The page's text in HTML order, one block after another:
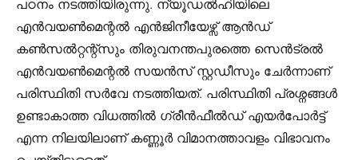
പഠനം നടത്തിയിരുന്നു. ന്യൂഡൽഹിയിലെ
എൻവയൺമെന്റൽ എൻജിനീയേഴ്സ് ആൻഡ്
കൺസൽറ്റന്റ്സും തിരുവനന്തപുരത്തെ സെൻട്രൽ
എൻവയൺമെന്റൽ സയൻസ് സ്റ്റഡീസും ചേർന്നാണ്
പരിസ്ഥിതി സർവേ നടത്തിയത്. പരിസ്ഥിതി പ്രശ്നങ്ങൾ
ഉണ്ടാകാത്ത വിധത്തിൽ ഗ്രീൻഫീൽഡ് എയർപോർട്ട്
എന്ന നിലയിലാണ് കണ്ണൂർ വിമാനത്താവളം വിഭാവനം